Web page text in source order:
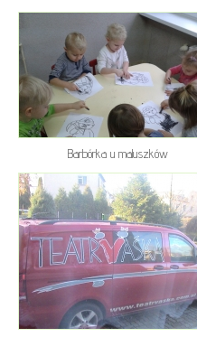
Barbórka u maluszków